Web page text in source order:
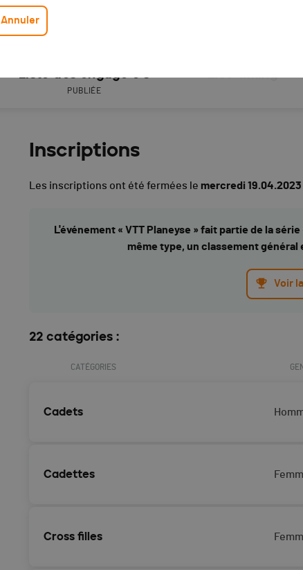
Annuler
Liste des engagé·e·s
PUBLIÉE
Live timing
Inscriptions
Les inscriptions ont été fermées le mercredi 19.04.2023
L'événement « VTT Planeyse » fait partie de la
même type, un classement
Voir
22 catégories :
CATÉGORIES
Cadets
Cadettes
Cross filles